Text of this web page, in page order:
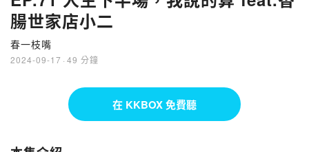
腸世家店小二
春一枝嘴
2024-09-17 · 49 分鐘
在 KKBOX 免費聽